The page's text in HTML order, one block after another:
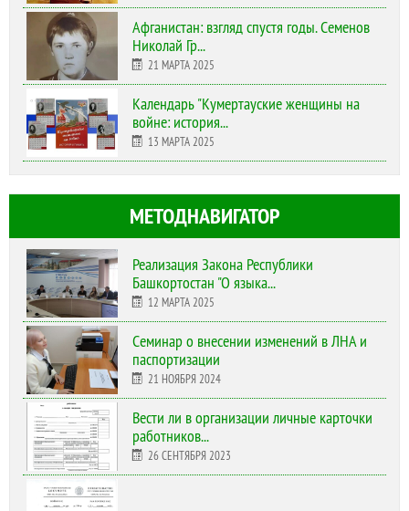
Афганистан: взгляд спустя годы. Семенов
Николай Гр...
21 МАРТА 2025
Календарь "Кумертауские женщины на
войне: история...
13 МАРТА 2025
МЕТОДНАВИГАТОР
Реализация Закона Республики
Башкортостан "О языка...
12 МАРТА 2025
Cеминар о внесении изменений в ЛНА и
паспортизации
21 НОЯБРЯ 2024
Вести ли в организации личные карточки
работников...
26 СЕНТЯБРЯ 2023